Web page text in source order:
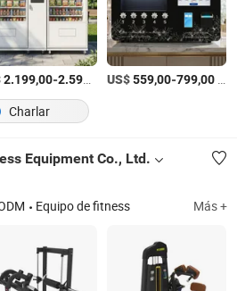
2.199,00-2.599,00 /Pieza
US$559,00-799,00
Charlar
Equipment Co., Ltd.
Equipo de fitness Más +